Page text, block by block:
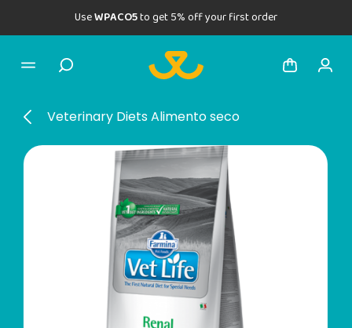
UseWPACO5to get 5% off your first order
Veterinary Diets Alimento seco